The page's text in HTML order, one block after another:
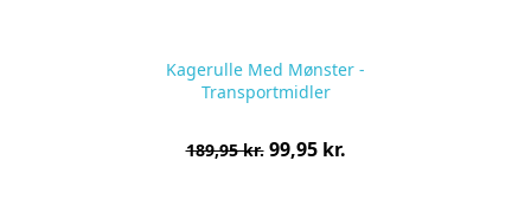
Kagerulle Med Mønster -
Transportmidler
Normalpris
189,95 kr. Pris
99,95 kr.